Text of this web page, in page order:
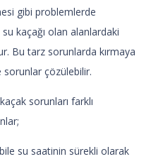
gibi problemlerde
su kaçağı olan alanlardaki
Bu tarz sorunlarda kırmaya
sorunlar çözülebilir.
sorunları farklı
su saatinin sürekli olarak